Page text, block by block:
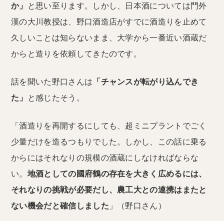
か」
と思い至ります。しかし、日本酒については門外
漢の大川教授は、野口酒造店がすでに酒造りを止めて
久しいことは知らないまま、大学から一番近い酒蔵だ
からと造りを依頼してきたのです。
話を聞いた野口さんは 「チャンスが転がり込んでき
た」
と感じたそう。
「酒造りを再開するにしても、超ミニプラントでごく
少量だけを造るつもりでした。しかし、この話に乗る
からにはそれなりの規模の酒蔵にしなければならな
い。 地酒としての國府鶴の存在を大きく広めるには、
それなりの挑戦が必要だし、農工大との連携はまたと
ない機会だと確信しました 」（野口さん）